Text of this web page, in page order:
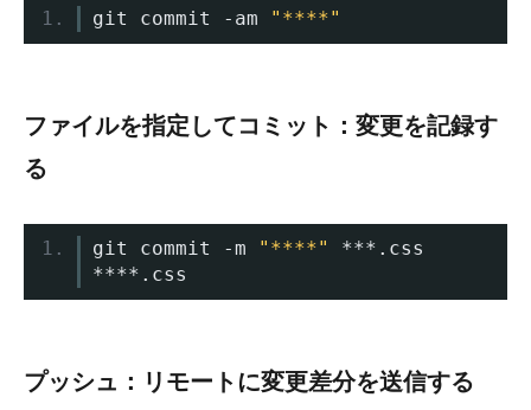
git commit - am "****"
ファイルを指定してコミット：変更を記録す
る
git commit -m "****" ***.
****. css
プッシュ：リモートに変更差分を送信する